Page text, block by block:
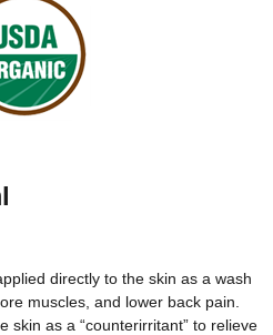
directly to the skin as a wash
muscles, and lower back pain.
skin as a “counterirritant” to relieve